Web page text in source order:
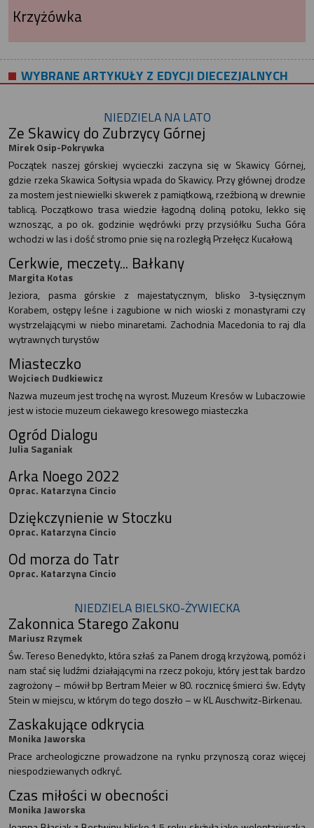
Krzyżówka
WYBRANE ARTYKUŁY Z EDYCJI DIECEZJALNYCH
NIEDZIELA NA LATO
Ze Skawicy do Zubrzycy Górnej
Mirek Osip-Pokrywka
Początek naszej górskiej wycieczki zaczyna się w Skawicy Górnej,
gdzie rzeka Skawica Sołtysia wpada do Skawicy. Przy głównej drodze
za mostem jest niewielki skwerek z pamiątkową, rzeźbioną w drewnie
tablicą. Początkowo trasa wiedzie łagodną doliną potoku, lekko się
wznosząc, a po ok. godzinie wędrówki przy przysiółku Sucha Góra
wchodzi w las i dość stromo pnie się na rozległą Przełęcz Kucałową
Cerkwie, meczety... Bałkany
Margita Kotas
Jeziora, pasma górskie z majestatycznym, blisko 3-tysięcznym
Korabem, ostępy leśne i zagubione w nich wioski z monastyrami czy
wystrzelającymi w niebo minaretami. Zachodnia Macedonia to raj dla
wytrawnych turystów
Miasteczko
Wojciech Dudkiewicz
Nazwa muzeum jest trochę na wyrost. Muzeum Kresów w Lubaczowie
jest w istocie muzeum ciekawego kresowego miasteczka
Ogród Dialogu
Julia Saganiak
Arka Noego 2022
Oprac. Katarzyna Cincio
Dziękczynienie w Stoczku
Oprac. Katarzyna Cincio
Od morza do Tatr
Oprac. Katarzyna Cincio
NIEDZIELA BIELSKO-ŻYWIECKA
Zakonnica Starego Zakonu
Mariusz Rzymek
Św. Tereso Benedykto, która szłaś za Panem drogą krzyżową, pomóż i
nam stać się ludźmi działającymi na rzecz pokoju, który jest tak bardzo
zagrożony – mówił bp Bertram Meier w 80. rocznicę śmierci św. Edyty
Stein w miejscu, w którym do tego doszło – w KL Auschwitz-Birkenau.
Zaskakujące odkrycia
Monika Jaworska
Prace archeologiczne prowadzone na rynku przynoszą coraz więcej
niespodziewanych odkryć.
Czas miłości w obecności
Monika Jaworska